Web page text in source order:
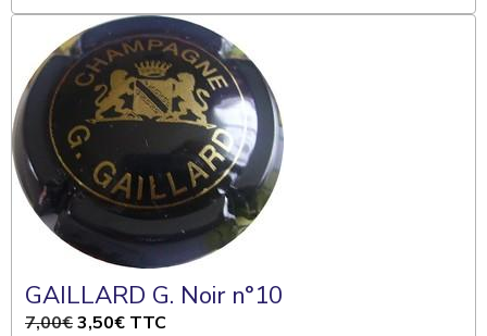
GAILLARD G. Noir n°10
7,00€3,50€ TTC